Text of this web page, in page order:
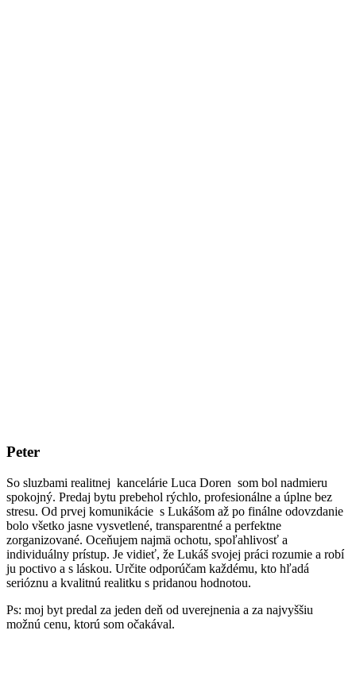
Peter
So sluzbami realitnej kancelárie Luca Doren som bol nadmieru
spokojný. Predaj bytu prebehol rýchlo, profesionálne a úplne bez
stresu. Od prvej komunikácie s Lukášom až po finálne odovzdanie
bolo všetko jasne vysvetlené, transparentné a perfektne
zorganizované. Oceňujem najmä ochotu, spoľahlivosť a
individuálny prístup. Je vidieť, že Lukáš svojej práci rozumie a robí
ju poctivo a s láskou. Určite odporúčam každému, kto hľadá
serióznu a kvalitnú realitku s pridanou hodnotou.
Ps: moj byt predal za jeden deň od uverejnenia a za najvyššiu
možnú cenu, ktorú som očakával.